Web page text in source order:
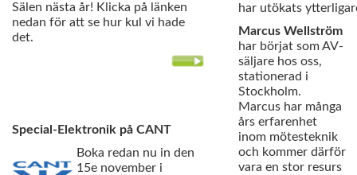
Sälen nästa år! Klicka på länken
nedan för att se hur kul vi hade
det.
Special-Elektronik på CANT
Boka redan nu in den
15e november i
har utökats
Marcus Wellström
har börjat som AV-
säljare hos oss,
stationerad i
Stockholm.
Marcus har många
års erfarenhet
inom mötesteknik
och kommer därför
vara en stor resurs